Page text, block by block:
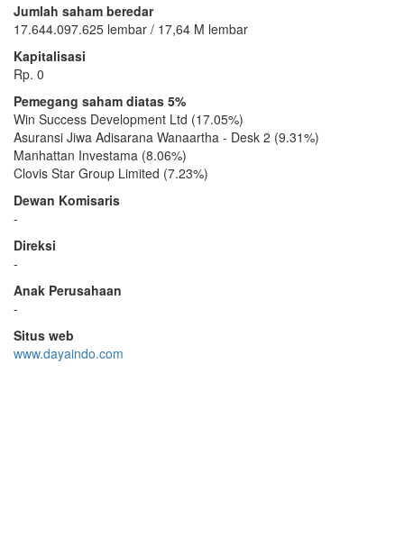
Jumlah saham beredar
17.644.097.625 lembar / 17,64 M lembar
Kapitalisasi
Rp. 0
Pemegang saham diatas 5%
Win Success Development Ltd (17.05%)
Asuransi Jiwa Adisarana Wanaartha - Desk 2 (9.31%)
Manhattan Investama (8.06%)
Clovis Star Group Limited (7.23%)
Dewan Komisaris
-
Direksi
-
Anak Perusahaan
-
Situs web
www.dayaindo.com